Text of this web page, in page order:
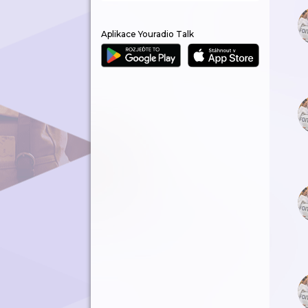
Aplikace Youradio Talk